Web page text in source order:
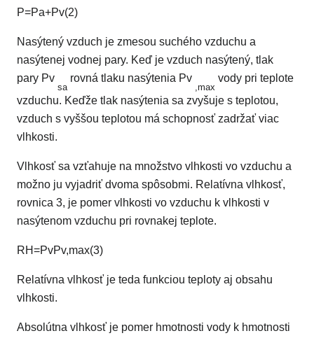
P=Pa+Pv(2)
Nasýtený vzduch je zmesou suchého vzduchu a
nasýtenej vodnej pary. Keď je vzduch nasýtený, tlak
pary Pv
sa
rovná tlaku nasýtenia Pv
,max
vody pri teplote
vzduchu. Keďže tlak nasýtenia sa zvyšuje s teplotou,
vzduch s vyššou teplotou má schopnosť zadržať viac
vlhkosti.
Vlhkosť sa vzťahuje na množstvo vlhkosti vo vzduchu a
možno ju vyjadriť dvoma spôsobmi. Relatívna vlhkosť,
rovnica 3, je pomer vlhkosti vo vzduchu k vlhkosti v
nasýtenom vzduchu pri rovnakej teplote.
RH=PvPv,max(3)
Relatívna vlhkosť je teda funkciou teploty aj obsahu
vlhkosti.
Absolútna vlhkosť je pomer hmotnosti vody k hmotnosti